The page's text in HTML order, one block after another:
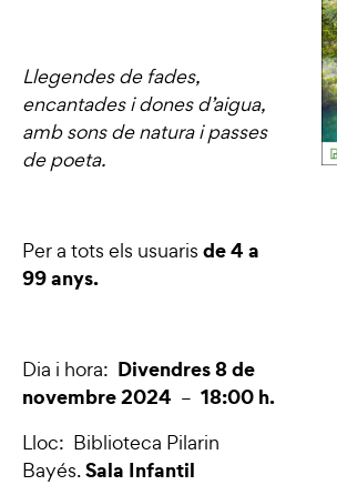
Llegendes de fades,
encantades i dones d’aigua,
amb sons de natura i passes
de poeta.
Per a tots els usuaris de 4 a
99 anys.
Dia i hora: Divendres 8 de
novembre 2024 – 18:00 h.
Lloc: Biblioteca Pilarin
Bayés.Sala Infantil